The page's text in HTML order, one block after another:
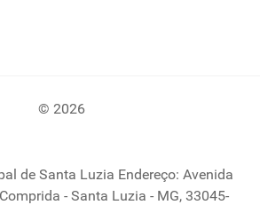
© 2026
de Santa Luzia Endereço: Avenida
- Santa Luzia - MG, 33045-